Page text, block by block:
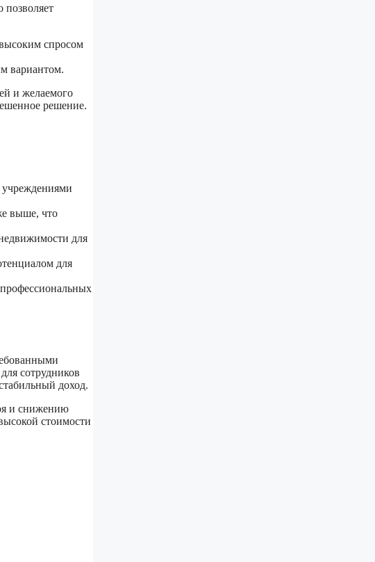
позволяет
спросом
вариантом.
и желаемого
решение.
учреждениями
выше, что
для
для
сотрудников
доход.
и снижению
стоимости